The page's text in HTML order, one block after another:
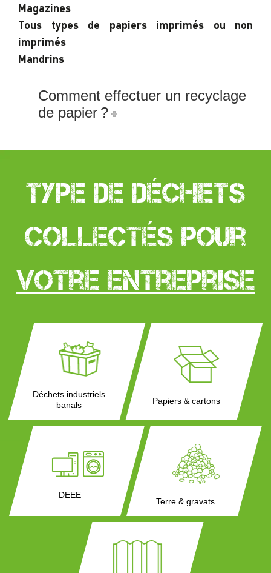
Magazines
Tous types de papiers imprimés ou non
imprimés
Mandrins
Comment effectuer un recyclage
de papier ?
Type de déchets
collectés pour
votre entreprise
Déchets industriels
banals
Papiers & cartons
DEEE
Terre & gravats